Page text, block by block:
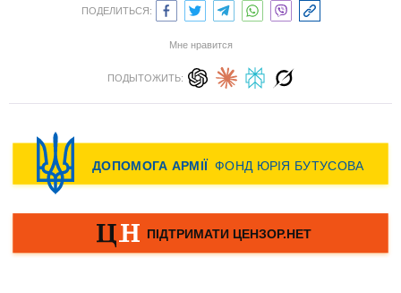
ПОДЕЛИТЬСЯ:
Мне нравится
ПОДЫТОЖИТЬ: